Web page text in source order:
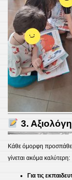
3.
Κάθε όμορφη
γίνεται ακόμα καλύτερη:
Για τις